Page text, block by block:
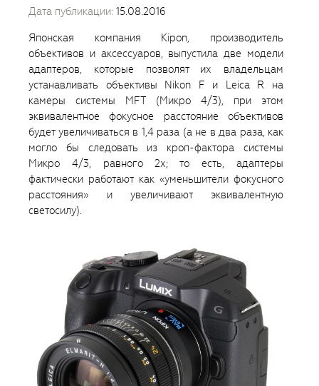
Дата публикации: 15.08.2016
Японская компания Kipon, производитель
объективов и аксессуаров, выпустила две модели
адаптеров, которые позволят их владельцам
устанавливать объективы Nikon F и Leica R на
камеры системы MFT (Микро 4/3), при этом
эквивалентное фокусное расстояние объективов
будет увеличиваться в 1,4 раза (а не в два раза, как
могло бы следовать из кроп-фактора системы
Микро 4/3, равного 2х; то есть, адаптеры
фактически работают как «уменьшители фокусного
расстояния» и увеличивают эквивалентную
светосилу).